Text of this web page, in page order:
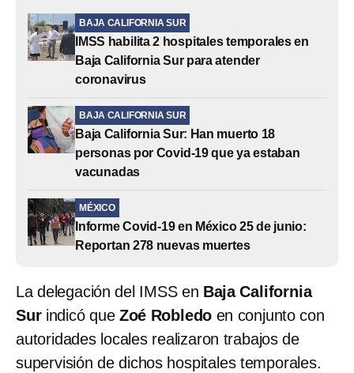
BAJA CALIFORNIA SUR
IMSS habilita 2 hospitales temporales en
Baja California Sur para atender
coronavirus
BAJA CALIFORNIA SUR
Baja California Sur: Han muerto 18
personas por Covid-19 que ya estaban
vacunadas
MÉXICO
Informe Covid-19 en México 25 de junio:
Reportan 278 nuevas muertes
La delegación del IMSS en Baja California
Sur indicó que Zoé Robledo en conjunto con
autoridades locales realizaron trabajos de
supervisión de dichos hospitales temporales.